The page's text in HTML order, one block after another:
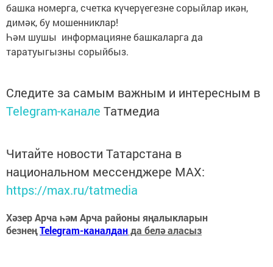
башка номерга, счетка күчерүегезне сорыйлар икән,
димәк, бу мошенниклар!
Һәм шушы информацияне башкаларга да
таратуыгызны сорыйбыз.
Следите за самым важным и интересным в
Telegram-канале Татмедиа
Читайте новости Татарстана в
национальном мессенджере MАХ:
https://max.ru/tatmedia
Хәзер Арча һәм Арча районы яңалыкларын
безнеңTelegram-каналданда белә аласыз